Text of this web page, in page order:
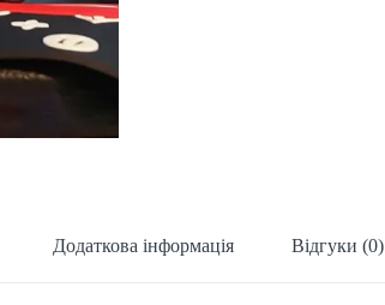
Додаткова інформація Відгуки (0)